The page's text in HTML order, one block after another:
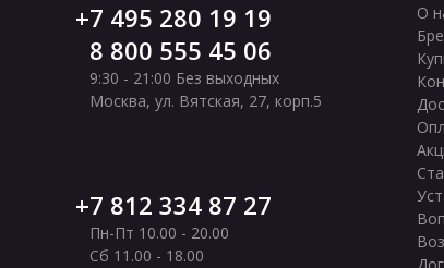
7 495 280 19 19
8 800 555 45 06
9:30 - 21:00 Без выходных
Москва, ул. Вятская, 27, корп.5
7 812 334 87 27
Пн-Пт 10.00 - 20.00
Сб 11.00 - 18.00
О